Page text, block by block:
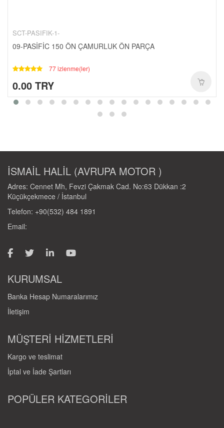
SCT-PASIFIK-1-
SCT-PASIFIK-1-
09-PASİFİC 150 ÖN ÇAMURLUK ÖN PARÇA
77 izlenme(ler)
0.00 TRY
İSMAİL HALİL (AVRUPA MOTOR )
Adres: Cennet Mh, Fevzi Çakmak Cad. No:63 Dükkan :2
Küçükçekmece / İstanbul
Telefon: +90(532) 484 1891
Email:
KURUMSAL
Banka Hesap Numaralarımız
İletişim
MÜŞTERİ HİZMETLERİ
Kargo ve teslimat
İptal ve İade Şartları
POPÜLER KATEGORİLER